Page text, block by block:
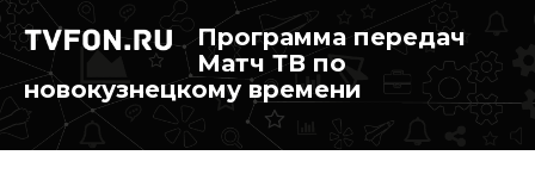
Программа передач
Матч ТВ по
новокузнецкому времени